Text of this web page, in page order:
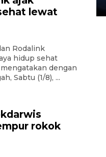
lewat
Rodalink
hidup sehat
dengan
Sabtu (1/8), ...
rokok